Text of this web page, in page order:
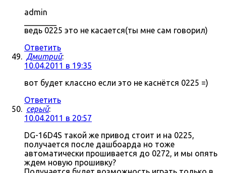
admin
ведь 0225 это не касается(ты мне сам говорил)
Ответить
Дмитрий:
10.04.2011 в 19:35
вот будет классно если это не каснётся 0225 =)
Ответить
серый:
10.04.2011 в 20:57
DG-16D4S такой же привод стоит и на 0225,
получается после дашбоарда но тоже
автоматически прошивается до 0272, и мы опять
ждем новую прошивку?